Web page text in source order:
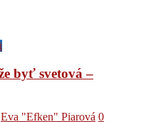
byť svetová –
Eva "Efken" Piarová 0